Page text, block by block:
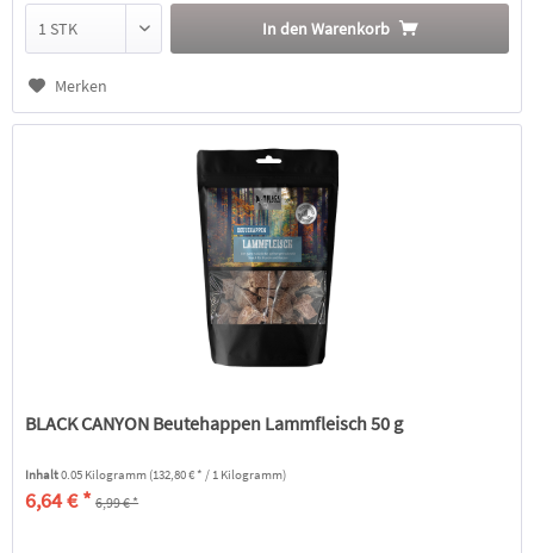
In den Warenkorb
Merken
BLACK CANYON Beutehappen Lammfleisch 50 g
Inhalt0.05 Kilogramm (132,80 € * / 1 Kilogramm)
6,64 € * 6,99 € *